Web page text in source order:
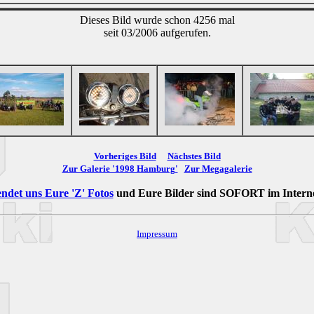
Dieses Bild wurde schon 4256 mal
seit 03/2006 aufgerufen.
Vorheriges Bild
Nächstes Bild
Zur Galerie '1998 Hamburg'
Zur Megagalerie
uns Eure 'Z' Fotosund Eure Bilder sind SOFORTim
Impressum